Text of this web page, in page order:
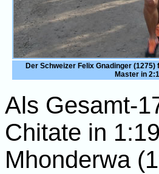
Der Schweizer Felix Gnadinger
Master in
Als Gesamt-
Chitate in
Mhonderwa